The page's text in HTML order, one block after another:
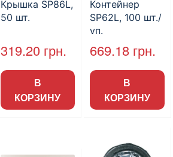
Крышка SP86L,
50 шт.
319.20 грн.
В
КОРЗИНУ
Контейнер
SP62L, 100 шт./
уп.
669.18 грн.
В
КОРЗИНУ